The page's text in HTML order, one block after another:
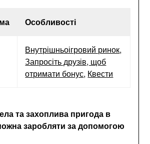
Особливості
Внутрішньоігровий ринок,
Запросіть друзів, щоб
отримати бонус, Квести
та захоплива пригода в
заробляти за допомогою